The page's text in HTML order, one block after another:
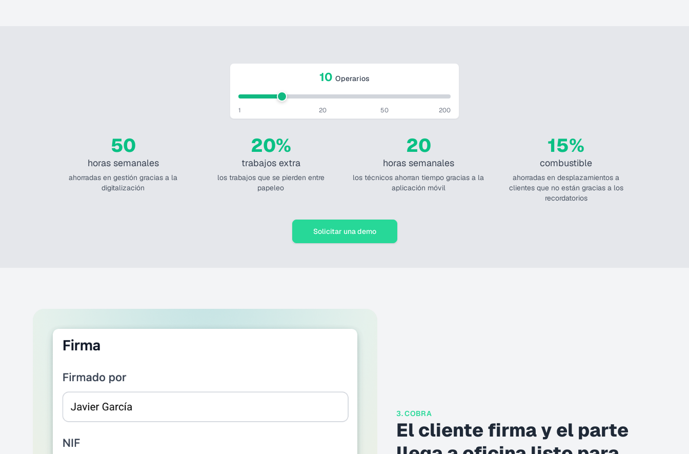
10 Operarios
1 20 50 200
50
horas semanales
ahorradas en gestión gracias a la
digitalización
20%
trabajos extra
los trabajos que se pierden entre
papeleo
20
horas semanales
los técnicos ahorran tiempo gracias a la
aplicación móvil
15%
combustible
ahorradas en desplazamientos a
clientes que no están gracias a los
recordatorios
Solicitar una demo
3. COBRA
El cliente firma y el parte